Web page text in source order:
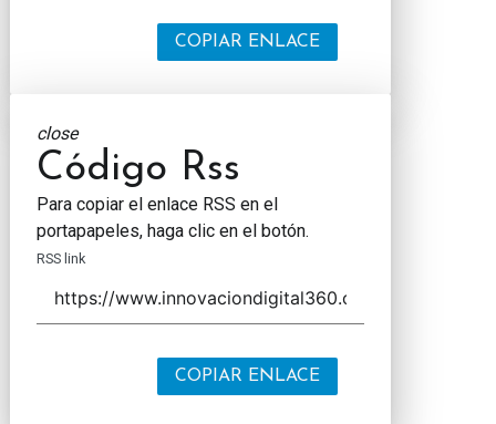
COPIAR ENLACE
close
Código Rss
Para copiar el enlace RSS en el
portapapeles, haga clic en el botón.
RSS link
COPIAR ENLACE